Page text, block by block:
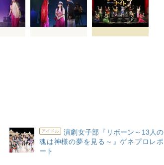
アイドル
演劇女子部『リボーン～13人の
魂は神様の夢を見る～』ゲネプロレポ
ート